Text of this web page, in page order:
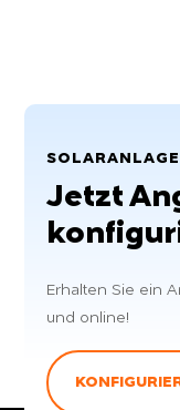
Jetzt
Erhalten Sie ein
und online!